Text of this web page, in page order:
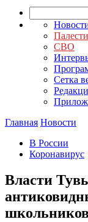
СВО
Сетка
Главная Новости
В России
Коронавирус
Власти